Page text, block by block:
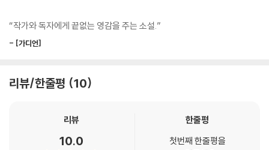
정보를 제공받지 않고도 그들이 마주한 역사적 현실을 실감 나게 느낄 수
드를 병치하거나 특정 인물의 의식에 클로즈업하듯 집중하며, 과거의 기억
‘의식의 흐름’ 기법을 시도하고 완성한
“작가와 독자에게 끝없는 영감을 주는 소설.”
- [가디언]
리뷰/한줄평 10
리뷰
10.0
한줄평
첫번째 한줄평을